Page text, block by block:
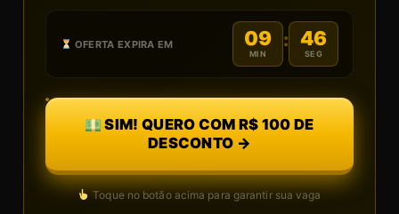
OFERTA EXPIRA EM 09
MIN
: 46
SEG
SIM! QUERO COM R$ 100 DE
DESCONTO →
Toque no botão acima para garantir sua vaga